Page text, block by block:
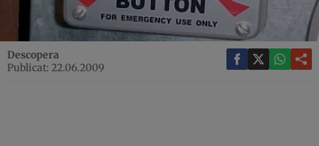
Descopera
Publicat: 22.06.2009